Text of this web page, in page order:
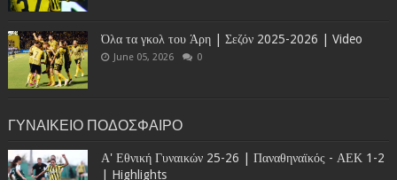
Όλα τα γκολ του Άρη | Σεζόν 2025-2026 | Video
June 05, 2026 0
ΓΥΝΑΙΚΕΙΟ ΠΟΔΟΣΦΑΙΡΟ
Α' Εθνική Γυναικών 25-26 | Παναθηναϊκός - ΑΕΚ 1-2
| Highlights